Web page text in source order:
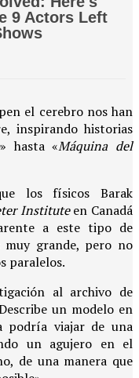
el cerebro nos han
inspirando historias
» hasta «Máquina del
los físicos Barak
Instituteen Canadá
a este tipo de
muy grande, pero no
paralelos.
al archivo de
un modelo en
podría viajar de una
un agujero en el
de una manera que